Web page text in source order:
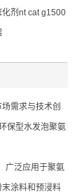
8
剂nt cat g1500
需求与技术创
保型水发泡聚氨
广泛应用于聚氨
涂料和预浸料